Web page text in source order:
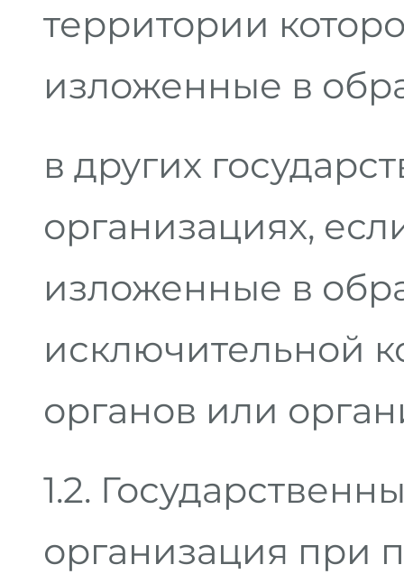
территории
изложенные в
в других
организациях,
изложенные в
исключительной
органов или
1.2.
организация при